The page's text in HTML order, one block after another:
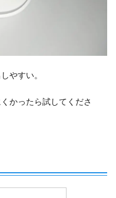
やすい。
かったら試してくださ